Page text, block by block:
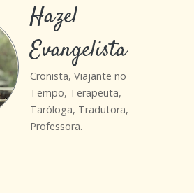
Hazel
Evangelista
Cronista, Viajante no
Tempo, Terapeuta,
Taróloga, Tradutora,
Professora.